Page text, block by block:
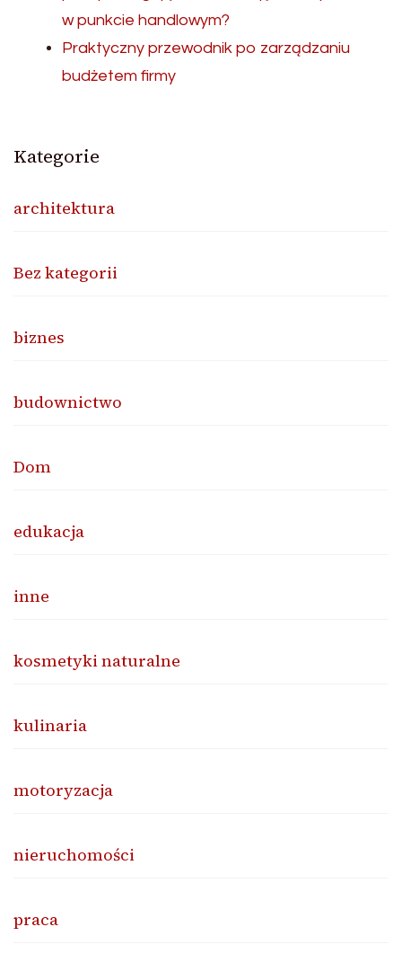
w punkcie handlowym?
Praktyczny przewodnik po zarządzaniu
budżetem firmy
Kategorie
architektura
Bez kategorii
biznes
budownictwo
Dom
edukacja
inne
kosmetyki naturalne
kulinaria
motoryzacja
nieruchomości
praca